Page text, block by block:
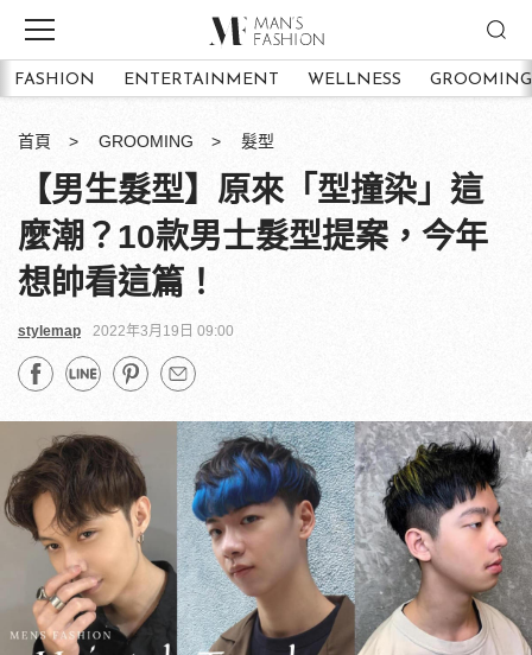
FASHION ENTERTAINMENT WELLNESS GROOMING
首頁 GROOMING 髮型
【男生髮型】原來「型撞染」這
麼潮？10款男士髮型提案，今年
想帥看這篇！
stylemap 2022年3月19日 09:00